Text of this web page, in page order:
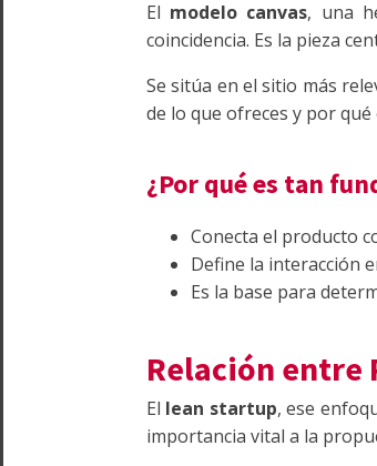
El modelo canvas, una
coincidencia. Es la pieza
Se sitúa en el sitio más
de lo que ofreces y por
¿Por qué es tan
Conecta el producto
Define la interacción
Es la base para
Relación entre
El lean startup, ese
importancia vital a la